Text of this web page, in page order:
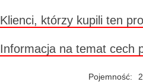
Klienci, którzy kupili ten
Informacja na temat cech
Pojemność: